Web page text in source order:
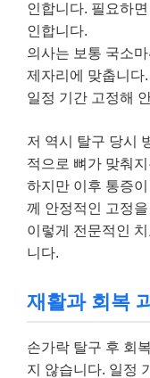
인합니다. 필요하
인합니다.
의사는 보통 국소
제자리에 맞춥니다
일정 기간 고정해
저 역시 탈구 당시
적으로 뼈가 맞춰
하지만 이후 통증
께 안정적인 고정
이렇게 전문적인
니다.
재활과 회복
손가락 탈구 후 회
지 않습니다. 일정